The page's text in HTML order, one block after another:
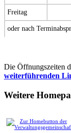
Freitag
oder nach
Die Öffnungszeiten
weiterführenden
Weitere